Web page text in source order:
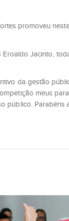
promoveu
Eroaldo Jacinto,
da gestão
meus
público. Parabéns